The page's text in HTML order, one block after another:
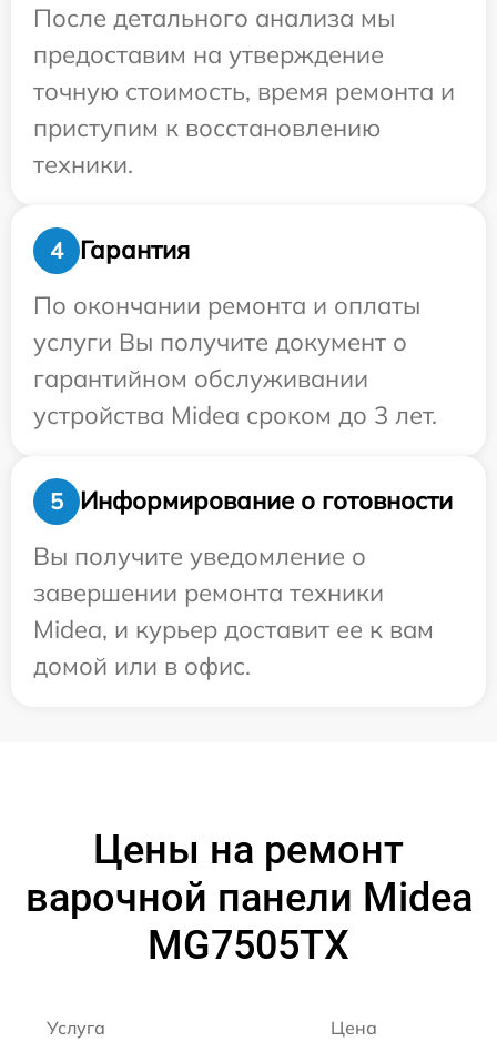
После детального анализа мы
предоставим на утверждение
точную стоимость, время ремонта и
приступим к восстановлению
техники.
4
Гарантия
По окончании ремонта и оплаты
услуги Вы получите документ о
гарантийном обслуживании
устройства Midea сроком до 3 лет.
5
Информирование о готовности
Вы получите уведомление о
завершении ремонта техники
Midea, и курьер доставит ее к вам
домой или в офис.
Цены на ремонт
варочной панели Midea
MG7505TX
Услуга Цена